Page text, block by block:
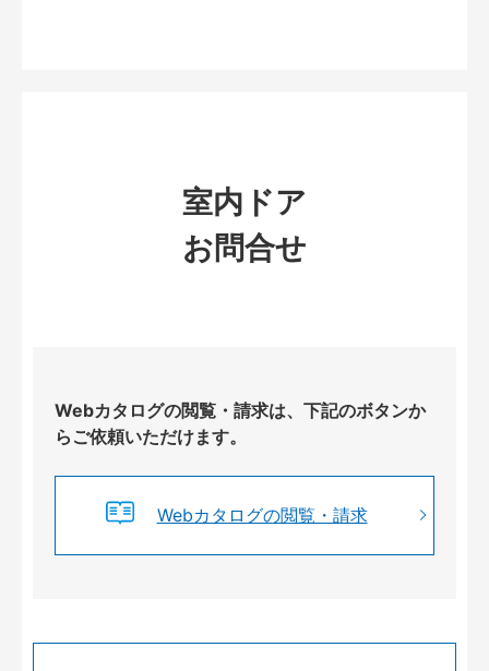
室内ドア
お問合せ
Webカタログの閲覧・請求は、下記のボタンか
らご依頼いただけます。
Webカタログの閲覧・請求